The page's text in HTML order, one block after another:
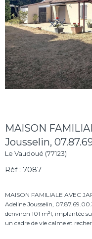
MAISON
Jousselin,
Le Vaudoué (77123)
Réf : 7087
MAISON FAMILIALE AVEC
Adeline Jousselin,
denviron 101 m²l, implantée
un cadre de vie calme et